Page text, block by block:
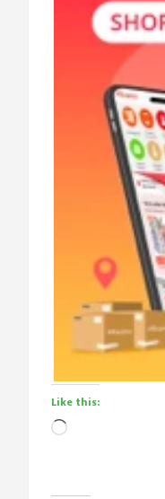
Like this:
Loading…